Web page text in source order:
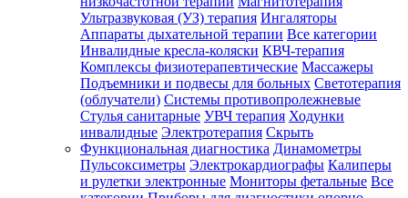
Ультразвуковая (УЗ) терапия Ингаляторы
Аппараты дыхательной терапии Все категории
Инвалидные кресла-коляски КВЧ-терапия
Комплексы физиотерапевтические Массажеры
Подъемники и подвесы для больных Светотерапия
(облучатели) Системы противопролежневые
Стулья санитарные УВЧ терапия Ходунки
инвалидные Электротерапия Скрыть
Функциональная диагностика Динамометры
Пульсоксиметры Электрокардиографы Калиперы
и рулетки электронные Мониторы фетальные Все